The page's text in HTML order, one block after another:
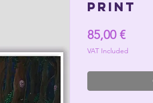
Print
85,00 €Price
VAT Included